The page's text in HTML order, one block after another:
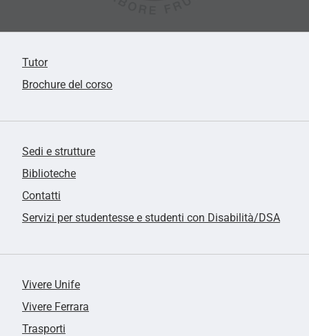
Tutor
Brochure del corso
Sedi e strutture
Biblioteche
Contatti
Servizi per studentesse e studenti con Disabilità/DSA
Vivere Unife
Vivere Ferrara
Trasporti